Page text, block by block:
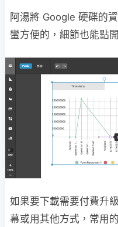
阿湯將 Google 硬碟的
蠻方便的，細節也能點
如果要下載需要付費升
幕或用其他方式，常用